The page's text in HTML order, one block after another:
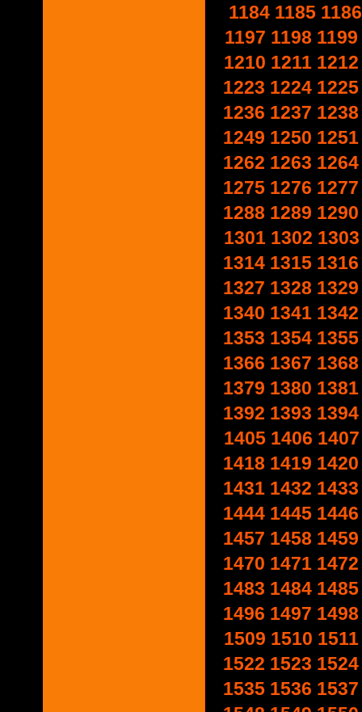
1184 1185 1186
1197 1198 1199
1210 1211 1212
1223 1224 1225
1236 1237 1238
1249 1250 1251
1262 1263 1264
1275 1276 1277
1288 1289 1290
1301 1302 1303
1314 1315 1316
1327 1328 1329
1340 1341 1342
1353 1354 1355
1366 1367 1368
1379 1380 1381
1392 1393 1394
1405 1406 1407
1418 1419 1420
1431 1432 1433
1444 1445 1446
1457 1458 1459
1470 1471 1472
1483 1484 1485
1496 1497 1498
1509 1510 1511
1522 1523 1524
1535 1536 1537